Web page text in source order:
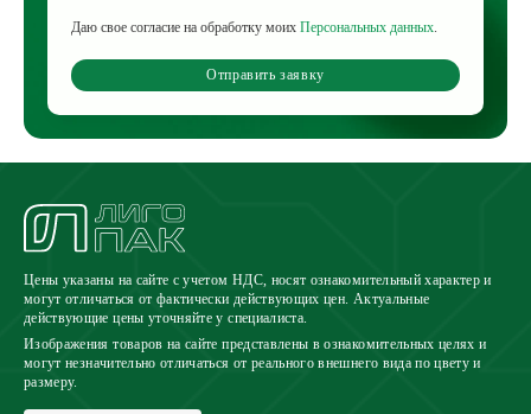
Даю свое согласие на обработку моих Персональных данных.
Отправить заявку
Цены указаны на сайте с учетом НДС, носят ознакомительный характер и
могут отличаться от фактически действующих цен. Актуальные
действующие цены уточняйте у специалиста.
Изображения товаров на сайте представлены в ознакомительных целях и
могут незначительно отличаться от реального внешнего вида по цвету и
размеру.